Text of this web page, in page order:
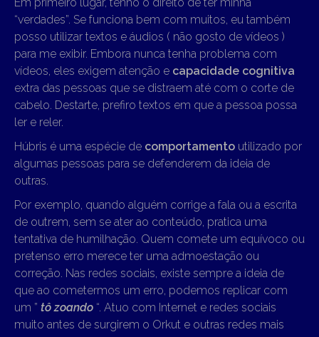
“verdades”. Se funciona bem com muitos, eu também
posso utilizar textos e áudios ( não gosto de vídeos )
para me exibir. Embora nunca tenha problema com
vídeos, eles exigem atenção e capacidade cognitiva
extra das pessoas que se distraem até com o corte de
cabelo. Destarte, prefiro textos em que a pessoa possa
ler e reler.
Húbris é uma espécie de comportamento utilizado por
algumas pessoas para se defenderem da ideia de
outras.
Por exemplo, quando alguém corrige a fala ou a escrita
de outrem, sem se ater ao conteúdo, pratica uma
tentativa de humilhação. Quem comete um equívoco ou
pretenso erro merece ter uma admoestação ou
correção. Nas redes sociais, existe sempre a ideia de
que ao cometermos um erro, podemos replicar com
um ” tô zoando “. Atuo com Internet e redes sociais
muito antes de surgirem o Orkut e outras redes mais